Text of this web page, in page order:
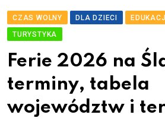
CZAS WOLNY DLA DZIECI
TURYSTYKA
Ferie 2026 na
terminy, tabela
województw i